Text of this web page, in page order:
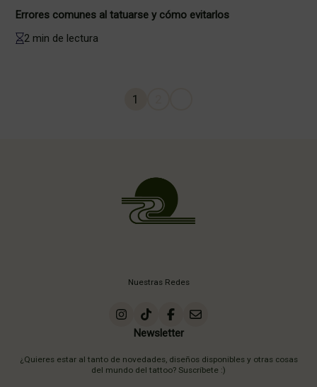
Errores comunes al tatuarse y cómo evitarlos
2 min de lectura
1
Nuestras Redes
Newsletter
¿Quieres estar al tanto de novedades, diseños disponibles y otras cosas
del mundo del tattoo? Suscríbete :)